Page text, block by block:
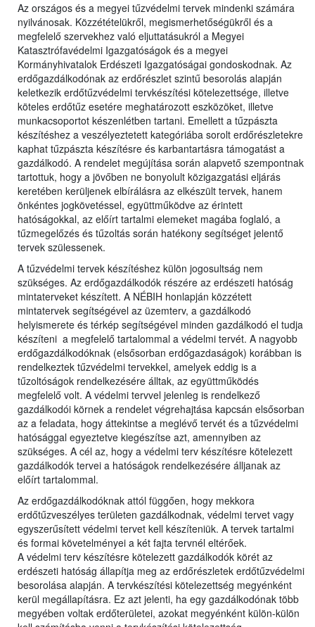
Az országos és a megyei tűzvédelmi tervek mindenki számára
nyilvánosak. Közzétételükről, megismerhetőségükről és a
megfelelő szervekhez való eljuttatásukról a Megyei
Katasztrófavédelmi Igazgatóságok és a megyei
Kormányhivatalok Erdészeti Igazgatóságai gondoskodnak. Az
erdőgazdálkodónak az erdőrészlet szintű besorolás alapján
keletkezik erdőtűzvédelmi tervkészítési kötelezettsége, illetve
köteles erdőtűz esetére meghatározott eszközöket, illetve
munkacsoportot készenlétben tartani. Emellett a tűzpászta
készítéshez a veszélyeztetett kategóriába sorolt erdőrészletekre
kaphat tűzpászta készítésre és karbantartásra támogatást a
gazdálkodó. A rendelet megújítása során alapvető szempontnak
tartottuk, hogy a jövőben ne bonyolult közigazgatási eljárás
keretében kerüljenek elbírálásra az elkészült tervek, hanem
önkéntes jogkövetéssel, együttműködve az érintett
hatóságokkal, az előírt tartalmi elemeket magába foglaló, a
tűzmegelőzés és tűzoltás során hatékony segítséget jelentő
tervek szülessenek.
A tűzvédelmi tervek készítéshez külön jogosultság nem
szükséges. Az erdőgazdálkodók részére az erdészeti hatóság
mintaterveket készített. A NÉBIH honlapján közzétett
mintatervek segítségével az üzemterv, a gazdálkodó
helyismerete és térkép segítségével minden gazdálkodó el tudja
készíteni a megfelelő tartalommal a védelmi tervét. A nagyobb
erdőgazdálkodóknak (elsősorban erdőgazdaságok) korábban is
rendelkeztek tűzvédelmi tervekkel, amelyek eddig is a
tűzoltóságok rendelkezésére álltak, az együttműködés
megfelelő volt. A védelmi tervvel jelenleg is rendelkező
gazdálkodói körnek a rendelet végrehajtása kapcsán elsősorban
az a feladata, hogy áttekintse a meglévő tervét és a tűzvédelmi
hatósággal egyeztetve kiegészítse azt, amennyiben az
szükséges. A cél az, hogy a védelmi terv készítésre kötelezett
gazdálkodók tervei a hatóságok rendelkezésére álljanak az
előírt tartalommal.
Az erdőgazdálkodóknak attól függően, hogy mekkora
erdőtűzveszélyes területen gazdálkodnak, védelmi tervet vagy
egyszerűsített védelmi tervet kell készíteniük. A tervek tartalmi
és formai követelményei a két fajta tervnél eltérőek.
A védelmi terv készítésre kötelezett gazdálkodók körét az
erdészeti hatóság állapítja meg az erdőrészletek erdőtűzvédelmi
besorolása alapján. A tervkészítési kötelezettség megyénként
kerül megállapításra. Ez azt jelenti, ha egy gazdálkodónak több
megyében voltak erdőterületei, azokat megyénként külön-külön